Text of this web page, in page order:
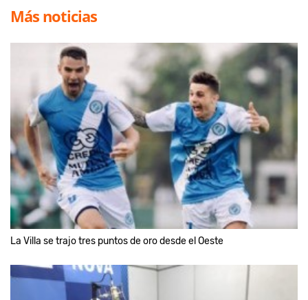
Más noticias
La Villa se trajo tres puntos de oro desde el Oeste